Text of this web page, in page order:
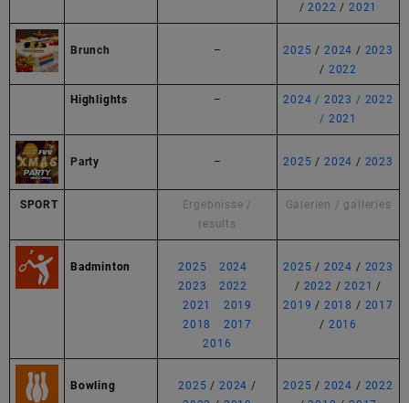
/2022 / 2021
Brunch – 2025 / 2024 / 2023
/ 2022
Highlights – 2024 / 2023 / 2022
/ 2021
Party – 2025 / 2024 / 2023
SPORT
Ergebnisse /
results
Galerien / galleries
Badminton 2025 2024
2023
2022
2021
2019
/2018 2017
2016
2025 / 2024 / 2023
/ 2022 /2021 /
2019 / 2018 / 2017
/ 2016
Bowling 2025 / 2024 /
2025 / 2024 / 2022